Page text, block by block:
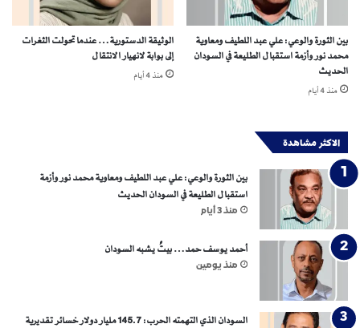
بين الثورة والوعي: علي عبد اللطيف ومعاوية
محمد نور وأزمة استقبال الطليعة في السودان
الحديث
منذ 4 أيام
الوثيقة الدستورية… عندما تحولت الثغرات
إلى بوابة لانهيار الانتقال
منذ 4 أيام
الاكثر مشاهدة
بين الثورة والوعي: علي عبد اللطيف ومعاوية محمد نور وأزمة
استقبال الطليعة في السودان الحديث
منذ 3 أيام
أحمد يوسف حمد… بيتٌ يشبه السودان
منذ يومين
السودان الذي التهمته الحرب: 145.7 مليار دولار خسائر تقديرية